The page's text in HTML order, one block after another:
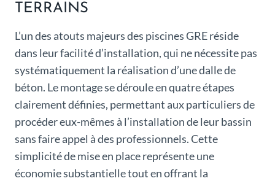
TERRAINS
L’un des atouts majeurs des piscines GRE réside
dans leur facilité d’installation, qui ne nécessite pas
systématiquement la réalisation d’une dalle de
béton. Le montage se déroule en quatre étapes
clairement définies, permettant aux particuliers de
procéder eux-mêmes à l’installation de leur bassin
sans faire appel à des professionnels. Cette
simplicité de mise en place représente une
économie substantielle tout en offrant la